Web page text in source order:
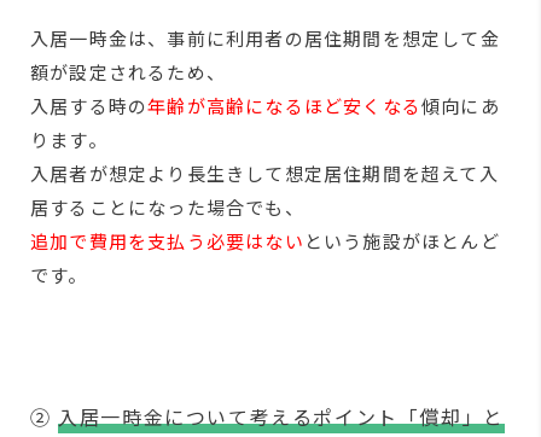
入居一時金は、事前に利用者の居住期間を想定して金
額が設定されるため、
入居する時の年齢が高齢になるほど安くなる傾向にあ
ります。
入居者が想定より長生きして想定居住期間を超えて入
居することになった場合でも、
追加で費用を支払う必要はない という施設がほとんど
です。
②入居一時金について考えるポイント「償却」と